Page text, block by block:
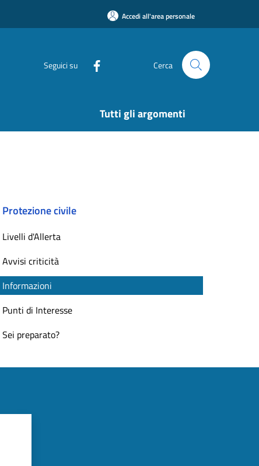
Accedi all'area personale
Seguici su Cerca
Tutti gli argomenti
Protezione civile
Livelli d'Allerta
Avvisi criticità
Informazioni
Punti di Interesse
Sei preparato?